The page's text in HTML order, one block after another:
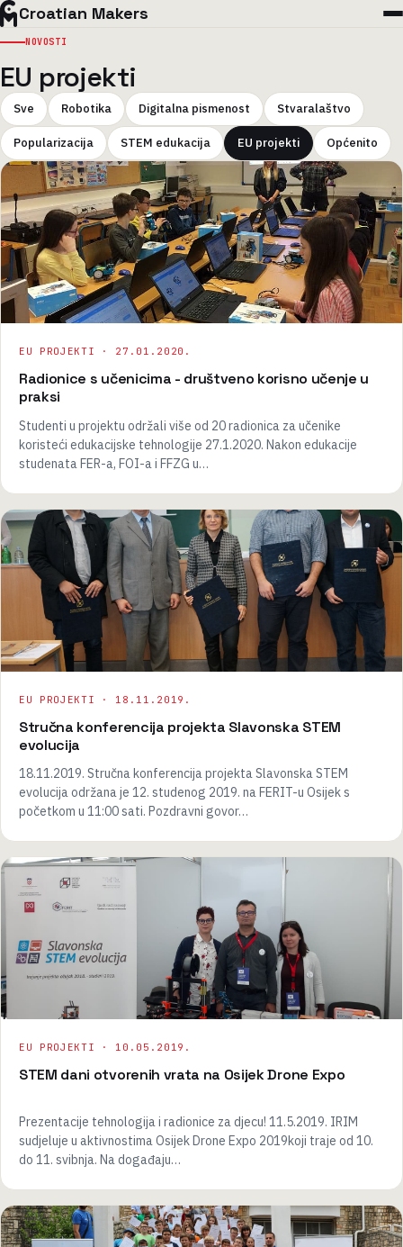
Croatian Makers
NOVOSTI
EU projekti
Sve Robotika Digitalna pismenost Stvaralaštvo
Popularizacija STEM edukacija EU projekti Općenito
EU PROJEKTI · 27.01.2020.
Radionice s učenicima - društveno korisno učenje u
praksi
Studenti u projektu održali više od 20 radionica za učenike
koristeći edukacijske tehnologije 27.1.2020. Nakon edukacije
studenata FER-a, FOI-a i FFZG u…
EU PROJEKTI · 18.11.2019.
Stručna konferencija projekta Slavonska STEM
evolucija
18.11.2019. Stručna konferencija projekta Slavonska STEM
evolucija održana je 12. studenog 2019. na FERIT-u Osijek s
početkom u 11:00 sati. Pozdravni govor…
EU PROJEKTI · 10.05.2019.
STEM dani otvorenih vrata na Osijek Drone Expo
Prezentacije tehnologija i radionice za djecu! 11.5.2019. IRIM
sudjeluje u aktivnostima Osijek Drone Expo 2019koji traje od 10.
do 11. svibnja. Na događaju…